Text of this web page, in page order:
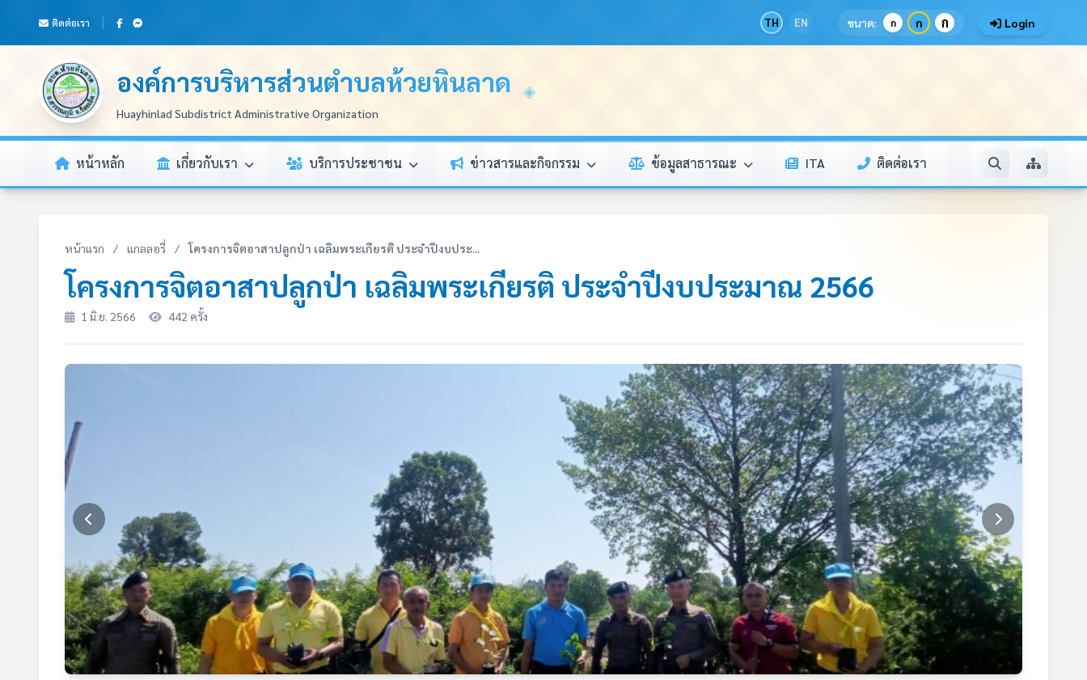
ติดต่อเรา TH EN ขนาด: ก ก ก Login
องค์การบริหารส่วนตำบลห้วยหินลาด
Huayhinlad Subdistrict Administrative Organization
หน้าหลัก เกี่ยวกับเรา บริการประชาชน ข่าวสารและกิจกรรม ข้อมูลสาธารณะ ITA ติดต่อเรา
หน้าแรก / แกลลอรี่ / โครงการจิตอาสาปลูกป่า เฉลิมพระเกียรติ ประจำปีงบประ...
โครงการจิตอาสาปลูกป่า เฉลิมพระเกียรติ ประจำปีงบประมาณ 2566
1 มิ.ย. 2566 442 ครั้ง